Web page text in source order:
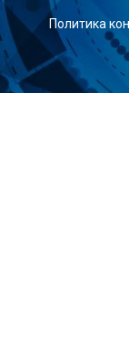
Политика